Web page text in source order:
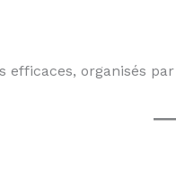
organisés